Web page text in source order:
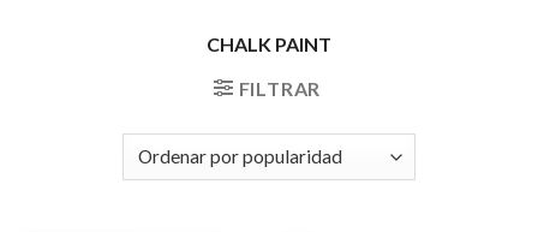
CHALK PAINT
FILTRAR